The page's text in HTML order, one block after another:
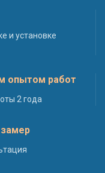
и установке
опытом работ
2 года